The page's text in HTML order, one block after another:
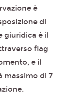
è
di
giuridica è il
flag
e il
massimo di 7